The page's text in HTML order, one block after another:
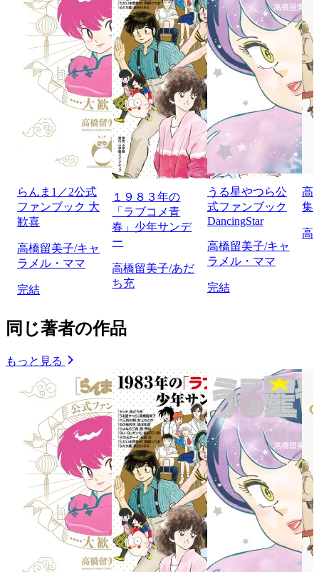
らんま1／2公式
ファンブック 大
歓喜
高橋留美子/キャ
ラメル・ママ
完結
１９８３年の
「ラブコメ青
春」少年サンデ
ー
高橋留美子/あだ
ち充
うる星やつら公
式ファンブック
DancingStar
高橋留美子/キャ
ラメル・ママ
完結
高
集
高
同じ著者の作品
もっと見る